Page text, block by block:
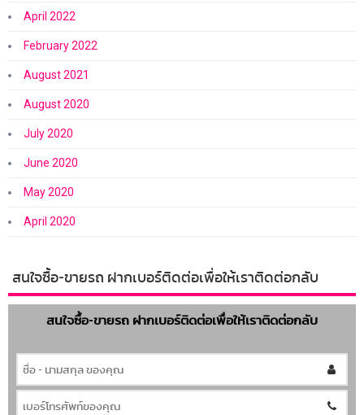
April 2022
February 2022
August 2021
August 2020
July 2020
June 2020
May 2020
April 2020
สนใจซื้อ-ขายรถ ฝากเบอร์ติดต่อเพื่อให้เราติดต่อกลับ
สนใจซื้อ-ขายรถ ฝากเบอร์ติดต่อเพื่อให้เราติดต่อกลับ